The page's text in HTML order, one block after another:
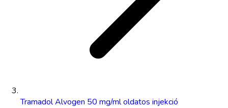
Tramadol Alvogen 50 mg/ml oldatos injekció